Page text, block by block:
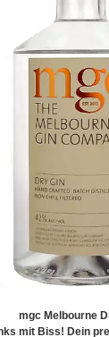
mgc Melbourne
mit Biss! Dein